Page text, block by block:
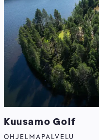
Kuusamo Golf
OHJELMAPALVELU